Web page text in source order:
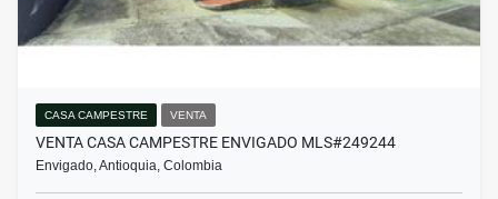
CASA CAMPESTRE VENTA
VENTA CASA CAMPESTRE ENVIGADO MLS#249244
Envigado, Antioquia, Colombia